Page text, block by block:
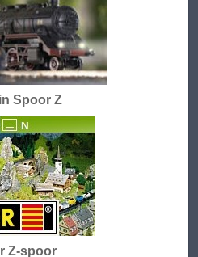
Spoor Z
Z-spoor